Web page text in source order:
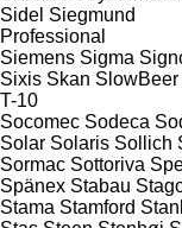
Sidel Siegmund
Professional
Siemens Sigma
Sixis Skan SlowBeer
T-10
Socomec Sodeca
Solar Solaris Sollich
Sormac Sottoriva
Spänex Stabau
Stama Stamford